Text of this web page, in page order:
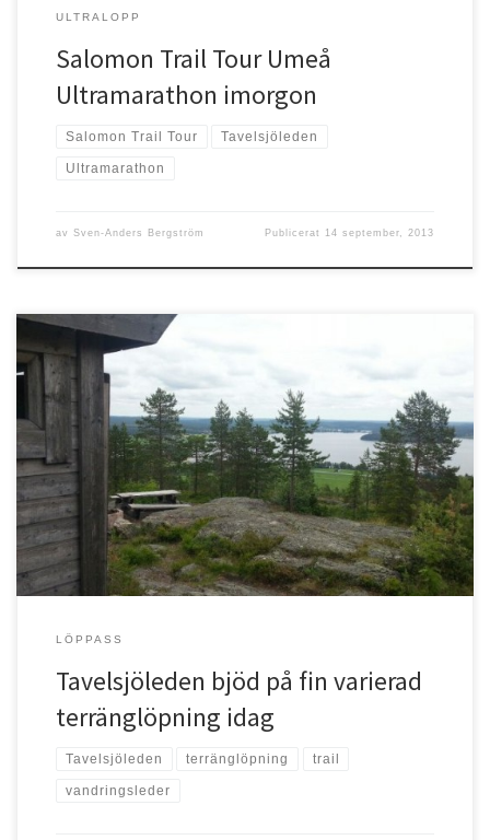
ULTRALOPP
Salomon Trail Tour Umeå
Ultramarathon imorgon
Salomon Trail Tour Tavelsjöleden
Ultramarathon
av Sven-Anders Bergström Publicerat 14 september, 2013
Idag har jag för första gången sprungit den omtalade
Tavelsjöleden som bjuder på fin terränglöpning med blandat
underlag. Det gick ganska bra men jag tycker skyltningen bör ses
över. Tavelsjöleden är en vandringsled som sträcker sig från
Torrberget i närheten av Selet till Regementet i Umeå, en sträcka
som mäter […]
LÖPPASS
Tavelsjöleden bjöd på fin varierad
terränglöpning idag
Tavelsjöleden terränglöpning trail
vandringsleder